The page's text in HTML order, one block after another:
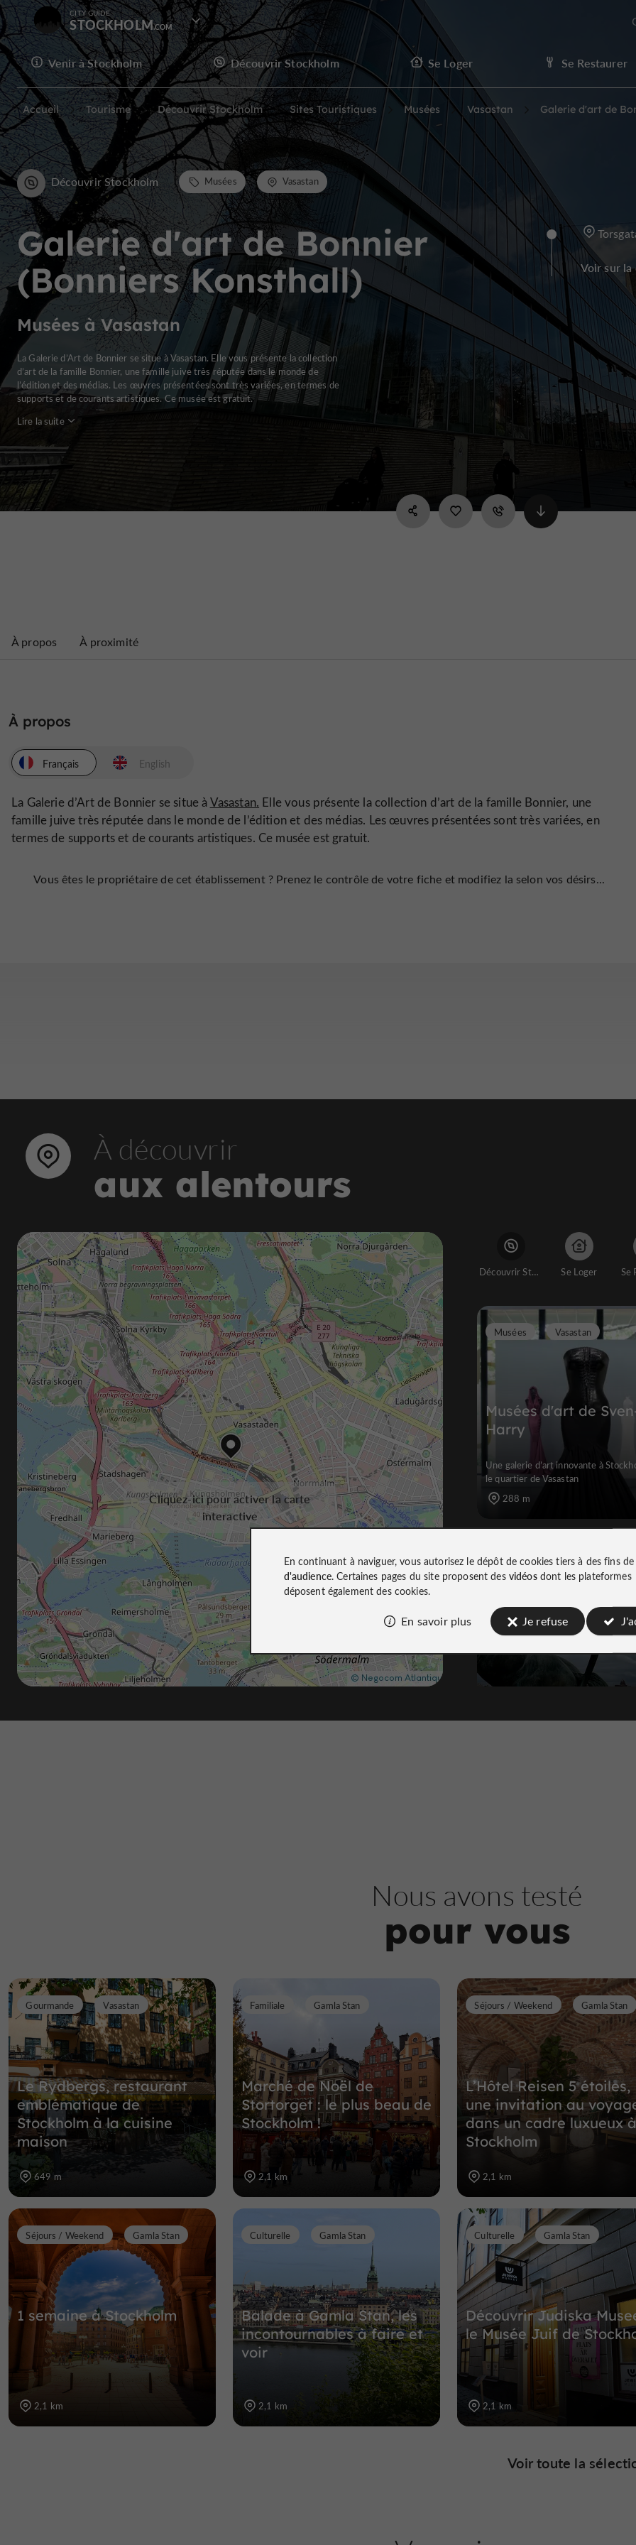
CITY GUIDE
STOCKHOLM
Venir à Stockholm Découvrir Stockholm Se Loger Se Restaurer
Accueil Tourisme Découvrir Stockholm Sites Touristiques Musées Vasastan Galerie d'art de
Galerie d'art de Bonnier
(Bonniers Konsthall)
Musées à Vasastan
Découvrir Stockholm Musées Vasastan
La Galerie d’Art de Bonnier se situe à Vasastan. Elle vous présente la collection
d’art de la famille Bonnier, une famille juive très réputée dans le monde de
l’édition et des médias. Les œuvres présentées sont très variées, en termes de
supports et de courants artistiques. Ce musée est gratuit.
Lire la suite
Voir sur la
À propos À proximité
À propos
Français
La Galerie d’Art de Bonnier se situe àVasastan. Elle vous présente la collection d’art de la famille Bonnier, une
famille juive très réputée dans le monde de l’édition et des médias. Les œuvres présentées sont très variées, en
termes de supports et de courants artistiques. Ce musée est gratuit.
Vous êtes le propriétaire de cet établissement ? Prenez le contrôle de votre fiche et modifiez la selon vos désirs...
English
À découvrir
aux alentours
Cliquez-ici pour activer la carte
interactive
Découvrir Stockholm Se Loger Se
Musées d'art de
Harry
Musées Vasastan
Une galerie d’art innovante à
le quartier de Vasastan
288 m
Kentaur - sculpture
B
âtiments et Monuments Historiques
Jardins, Parcs à Kungsholmen
Nous avons testé
pour vous
Le Rydbergs, restaurant
emblématique de
Stockholm à la cuisine
maison
Gourmande Vasastan
649 m
Marché de Noël de
Stortorget : le plus beau de
Stockholm !
Familiale Gamla Stan
2,1 km
L’Hôtel Reisen 5 étoiles,
une invitation au
dans un cadre luxueux à
Stockholm
Séjours / Weekend Gamla Stan
2,1 km
1 semaine à Stockholm
Séjours / Weekend Gamla Stan
2,1 km
Balade à Gamla Stan, les
incontournables à faire et
voir
Culturelle Gamla Stan
2,1 km
Découvrir Judiska
le Musée Juif de
Culturelle Gamla Stan
2,1 km
Voir toute la
En continuant à naviguer, vous autorisez le dépôt de cookies tiers à des fins de
d'audience. Certaines pages du site proposent des vidéosdont les plateformes
déposent également des cookies.
En savoir plus Je refuse